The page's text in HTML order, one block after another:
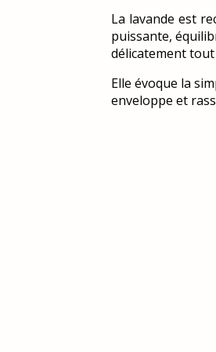
La lavande est
puissante,
délicatement
Elle évoque la
enveloppe et